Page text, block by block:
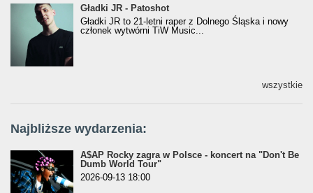
Gładki JR - Patoshot
Gładki JR - Patoshot
Gładki JR to 21-letni raper z Dolnego Śląska i nowy
członek wytwórni TiW Music...
wszystkie
Najbliższe wydarzenia:
A$AP Rocky zagra w Polsce - koncert na "Don't Be
Dumb World Tour"
2026-09-13 18:00